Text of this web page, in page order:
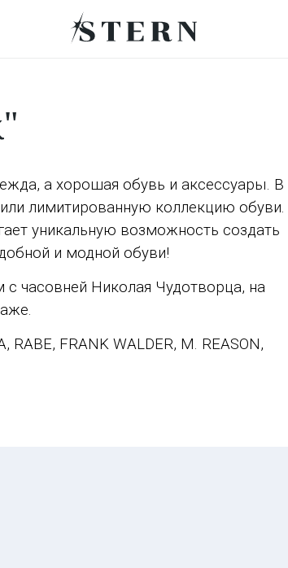
а хорошая обувь и аксессуары. В
лимитированную коллекцию обуви.
уникальную возможность создать
и модной обуви!
с часовней Николая Чудотворца, на
RABE, FRANK WALDER, M. REASON,